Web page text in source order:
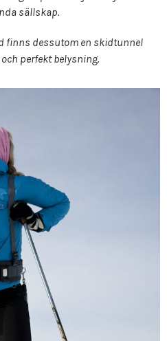
sällskap.
finns dessutom en skidtunnel
perfekt belysning.